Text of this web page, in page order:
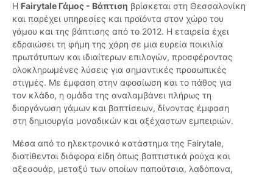
Η Fairytale Γάμος - Βάπτιση βρίσκεται στη Θεσσαλονίκη
και παρέχει υπηρεσίες και προϊόντα στον χώρο του
γάμου και της βάπτισης από το 2012. Η εταιρεία έχει
εδραιώσει τη φήμη της χάρη σε μια ευρεία ποικιλία
πρωτότυπων και ιδιαίτερων επιλογών, προσφέροντας
ολοκληρωμένες λύσεις για σημαντικές προσωπικές
στιγμές. Με έμφαση στην αφοσίωση και το πάθος για
τον κλάδο, η ομάδα της αναλαμβάνει πλήρως τη
διοργάνωση γάμων και βαπτίσεων, δίνοντας έμφαση
στη δημιουργία μοναδικών και αξέχαστων εμπειριών.
Μέσα από το ηλεκτρονικό κατάστημα της Fairytale,
διατίθενται διάφορα είδη όπως βαπτιστικά ρούχα και
αξεσουάρ, μεταξύ των οποίων παπούτσια, λαδόπανα,